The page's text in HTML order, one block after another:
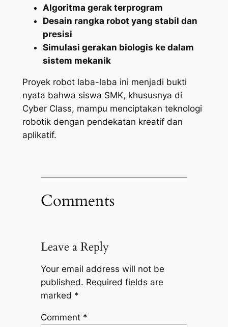
Algoritma gerak terprogram
Desain rangka robot yang stabil dan
presisi
Simulasi gerakan biologis ke dalam
sistem mekanik
Proyek robot laba-laba ini menjadi bukti
nyata bahwa siswa SMK, khususnya di
Cyber Class, mampu menciptakan teknologi
robotik dengan pendekatan kreatif dan
aplikatif.
Comments
Leave a Reply
Your email address will not be
published. Required fields are
marked *
Comment *